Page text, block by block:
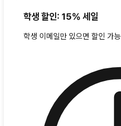
학생 할인: 15% 세일
학생 이메일만 있으면 할인 가능